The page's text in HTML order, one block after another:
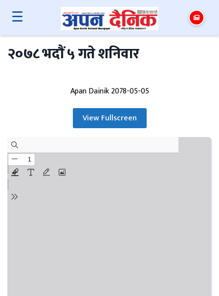
☰
२०७८ भदाैं ५ गते शनिवार
Apan Dainik 2078-05-05
View Fullscreen